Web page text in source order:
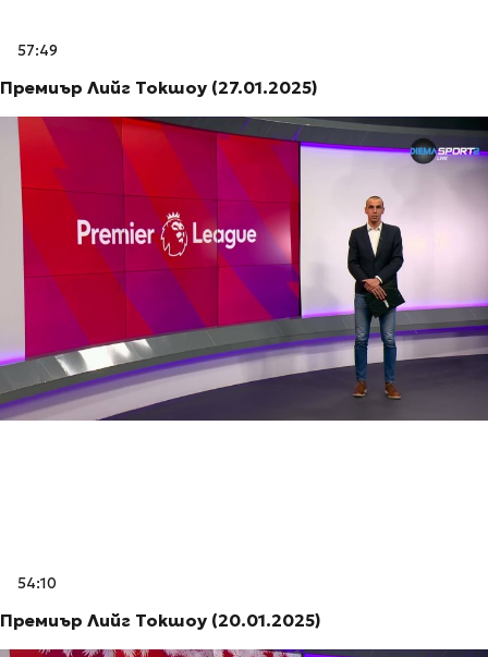
57:49
Премиър Лийг Токшоу (27.01.2025)
54:10
Премиър Лийг Токшоу (20.01.2025)